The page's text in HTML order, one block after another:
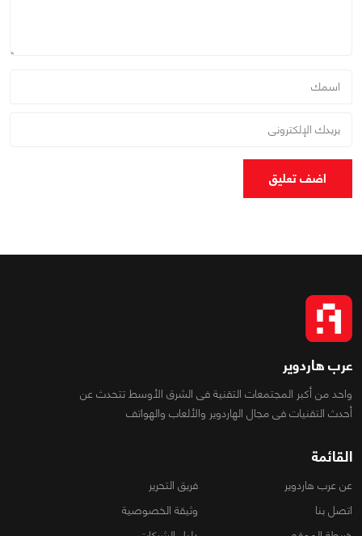
اضف تعليق
عرب هاردوير
واحد من أكبر المجتمعات التقنية فى الشرق الأوسط تتحدث عن
أحدث التقنيات فى مجال الهاردوير والألعاب والهواتف
القائمة
عن عرب هاردوير
فريق التحرير
اتصل بنا
وثيقة الخصوصية